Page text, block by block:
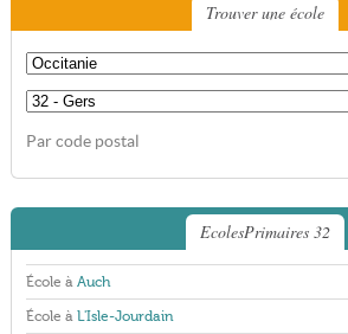
Trouver une école
Par code postal
EcolesPrimaires 32
École à Auch
École à L'Isle-Jourdain